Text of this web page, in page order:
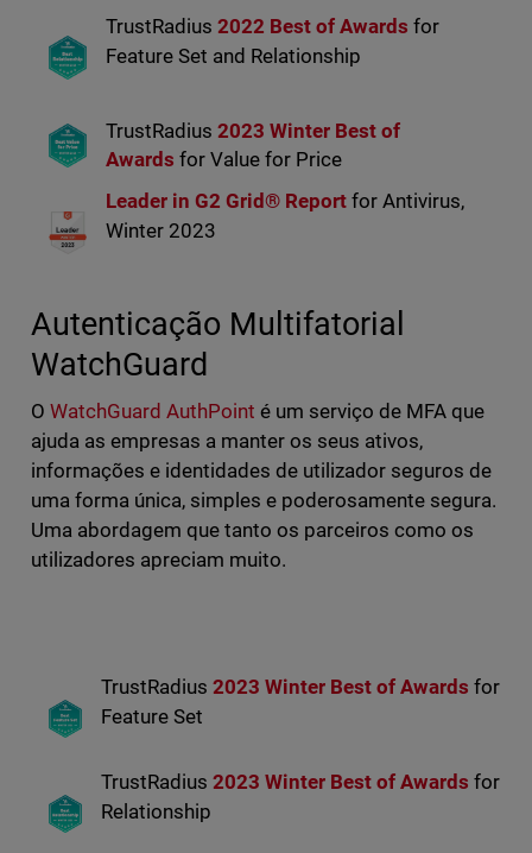
TrustRadius 2022 Best of Awards for
Feature Set and Relationship
TrustRadius 2023 Winter Best of
Awards for Value for Price
Leader in G2 Grid® Reportfor Antivirus,
Winter 2023
Autenticação Multifatorial
WatchGuard
O WatchGuard AuthPoint é um serviço de MFA que
ajuda as empresas a manter os seus ativos,
informações e identidades de utilizador seguros de
uma forma única, simples e poderosamente segura.
Uma abordagem que tanto os parceiros como os
utilizadores apreciam muito.
TrustRadius 2023 Winter Best of Awards for
Feature Set
TrustRadius 2023 Winter Best of Awards for
Relationship